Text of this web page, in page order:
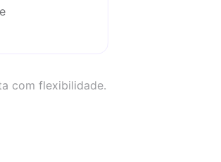
com flexibilidade.